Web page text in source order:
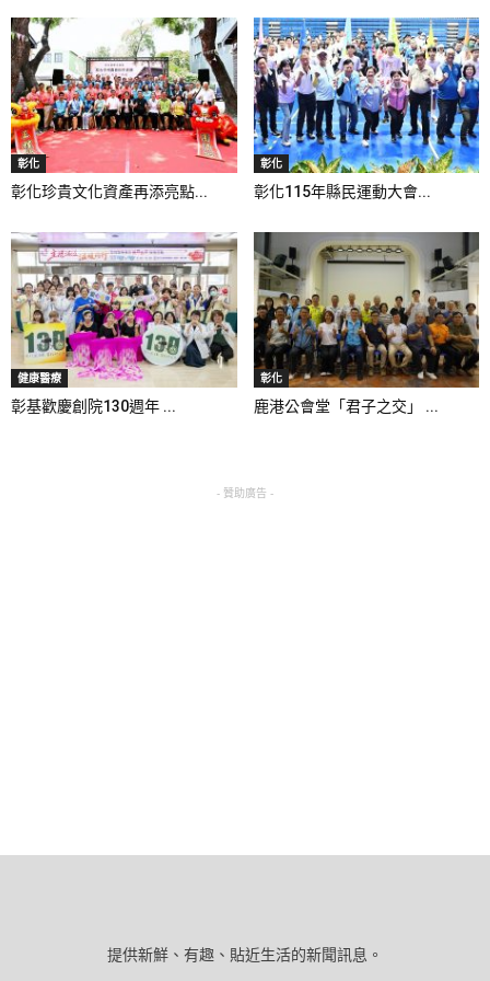
彰化
彰化珍貴文化資產再添亮點...
彰化
彰化115年縣民運動大會...
健康醫療
彰基歡慶創院130週年 ...
彰化
鹿港公會堂「君子之交」 ...
- 贊助廣告 -
提供新鮮、有趣、貼近生活的新聞訊息。